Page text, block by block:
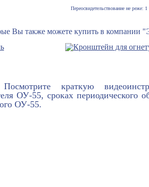
Переосвидетельствование не реже: 1
Вы также можете купить в компании
краткую
ОУ-55, сроках периодического
ОУ-55.